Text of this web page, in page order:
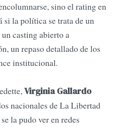
sino el rating en
la política se trata de un
casting abierto a
un repaso detallado de los
institucional.
Virginia Gallardo
nacionales de La Libertad
la pudo ver en redes